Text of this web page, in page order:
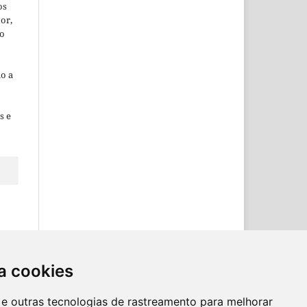
cookies
outras tecnologias de rastreamento para melhorar
a
e